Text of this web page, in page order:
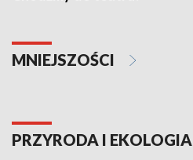
MNIEJSZOŚCI
PRZYRODA I EKOLOGIA